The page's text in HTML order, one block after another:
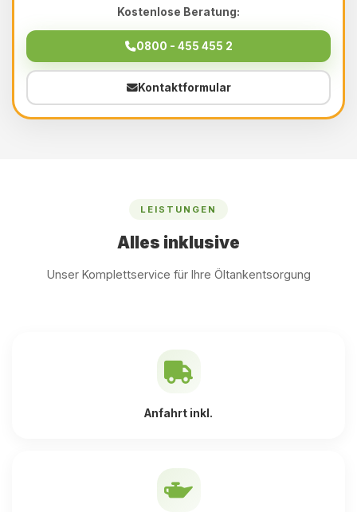
Kostenlose Beratung:
0800 - 455 455 2
Kontaktformular
LEISTUNGEN
Alles inklusive
Unser Komplettservice für Ihre Öltankentsorgung
Anfahrt inkl.